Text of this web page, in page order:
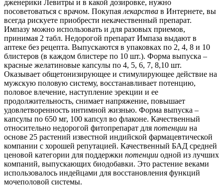
дженерики Левитры и в какой дозировке, нужно
посоветоваться с врачом. Покупая лекарства в Интернете, вы
всегда рискуете приобрести некачественный препарат.
Импазу можно использовать и для разовых приемов,
принимая 2 табл. Недорогой препарат Импаза выдают в
аптеке без рецепта. Выпускаются в упаковках по 2, 4, 8 и 10
блистеров (в каждом блистере по 10 шт.). Форма выпуска –
красные желатиновые капсулы по 4, 5, 6, 7, 8,10 шт.
Оказывает общетонизирующее и стимулирующее действие на
мужскую половую систему, восстанавливает потенцию,
половое влечение, наступление эрекции и ее
продолжительность, снимает напряжение, повышает
удовлетворенность интимной жизнью. Форма выпуска –
капсулы по 650 мг, 100 капсул во флаконе. Качественный
относительно недорогой фитопрепарат для потенции на
основе 25 растений известной индийской фармацевтической
компании с хорошей репутацией. Качественный БАД средней
ценовой категории для поддержки потенции одной из лучших
компаний, выпускающих биодобавки. Это растение веками
использовалось индейцами для восстановления функций
мочеполовой системы.